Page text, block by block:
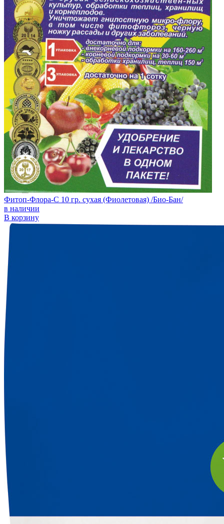
Фитоп-Флора-С 10 гр. сухая (Фиолетовая) /Био-Бан/
в наличии
В корзину